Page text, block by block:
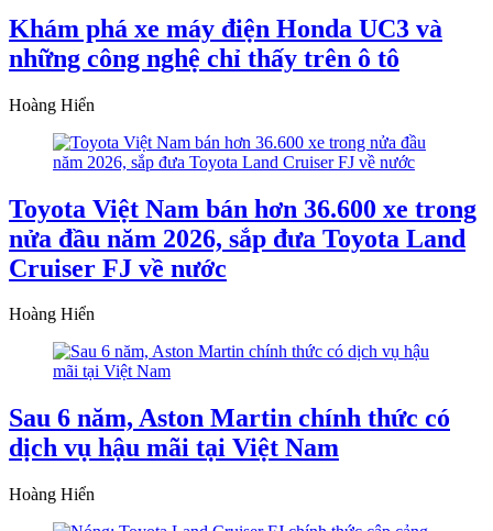
Khám phá xe máy điện Honda UC3 và
những công nghệ chỉ thấy trên ô tô
Hoàng Hiển
Toyota Việt Nam bán hơn 36.600 xe trong
nửa đầu năm 2026, sắp đưa Toyota Land
Cruiser FJ về nước
Hoàng Hiển
Sau 6 năm, Aston Martin chính thức có
dịch vụ hậu mãi tại Việt Nam
Hoàng Hiển